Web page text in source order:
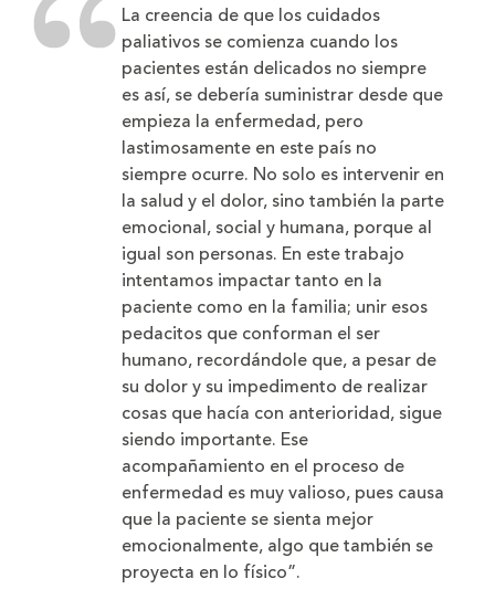
La creencia de que los cuidados
paliativos se comienza cuando los
pacientes están delicados no siempre
es así, se debería suministrar desde que
empieza la enfermedad, pero
lastimosamente en este país no
siempre ocurre. No solo es intervenir en
la salud y el dolor, sino también la parte
emocional, social y humana, porque al
igual son personas. En este trabajo
intentamos impactar tanto en la
paciente como en la familia; unir esos
pedacitos que conforman el ser
humano, recordándole que, a pesar de
su dolor y su impedimento de realizar
cosas que hacía con anterioridad, sigue
siendo importante. Ese
acompañamiento en el proceso de
enfermedad es muy valioso, pues causa
que la paciente se sienta mejor
emocionalmente, algo que también se
proyecta en lo físico”.